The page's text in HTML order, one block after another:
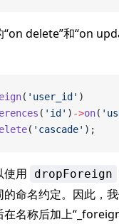
delete”和“on
( 'user_id' )
( 'id' ) ->on(
( 'cascade' );
使用 dropForeign
命名约定。因此，
名称后加上